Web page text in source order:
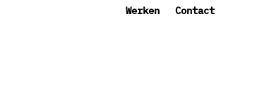
Werken Contact